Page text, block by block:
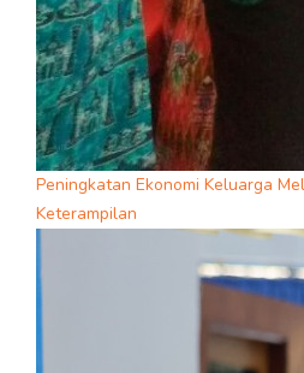
Peningkatan Ekonomi Keluarga
Keterampilan